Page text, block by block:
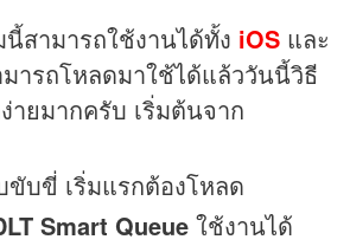
สามารถใช้งานได้ทั้ง iOS และ
ารถโหลดมาใช้ได้แล้ววันนี้วิธี
ายมากครับ เริ่มต้นจาก
ขับขี่ เริ่มแรกต้องโหลด
Smart Queue ใช้งานได้